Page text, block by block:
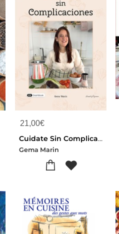
21,00€
Cuidate Sin Complicaciones
Gema Marin